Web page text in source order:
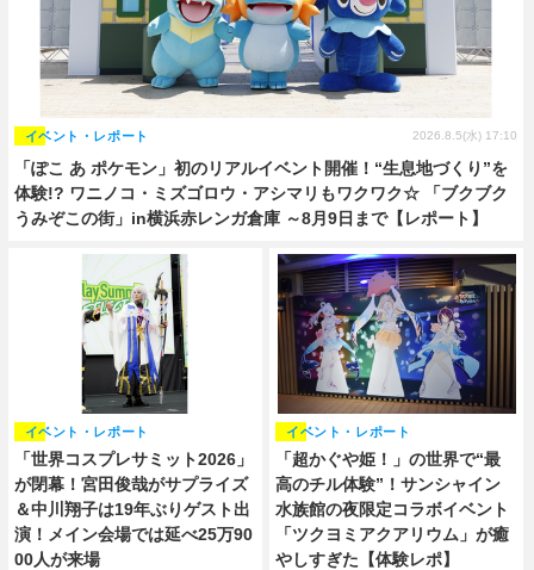
「ぽこ あ ポケモン」初のリアルイベント開催！“生息地づくり”を
体験!? ワニノコ・ミズゴロウ・アシマリもワクワク☆ 「ブクブク
うみぞこの街」in横浜赤レンガ倉庫 ～8月9日まで【レポート】
イベント・レポート 2026.8.5(水) 17:10
「世界コスプレサミット2026」
が閉幕！宮田俊哉がサプライズ
＆中川翔子は19年ぶりゲスト出
演！メイン会場では延べ25万90
00人が来場
イベント・レポート
「超かぐや姫！」の世界で“最
高のチル体験”！サンシャイン
水族館の夜限定コラボイベント
「ツクヨミアクアリウム」が癒
やしすぎた【体験レポ】
イベント・レポート